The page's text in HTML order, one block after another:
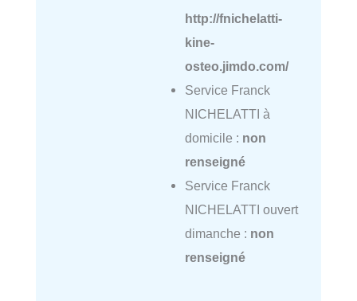
http://fnichelatti-
kine-
osteo.jimdo.com/
Service Franck
NICHELATTI à
domicile : non
renseigné
Service Franck
NICHELATTI ouvert
dimanche : non
renseigné